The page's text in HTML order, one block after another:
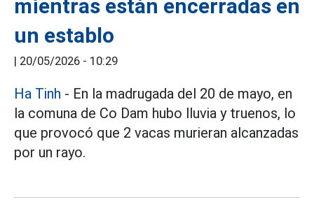
mientras están encerradas en
un establo
| 20/05/2026 - 10:29
Ha Tinh - En la madrugada del 20 de mayo, en
la comuna de Co Dam hubo lluvia y truenos, lo
que provocó que 2 vacas murieran alcanzadas
por un rayo.